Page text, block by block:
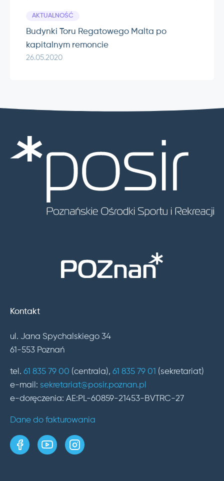
Budynki Toru Regatowego Malta po
kapitalnym remoncie
26.05.2020
AKTUALNOŚĆ
Kontakt
ul. Jana Spychalskiego 34
61-553 Poznań
tel. 61 835 79 00 (centrala), 61 835 79 01 (sekretariat)
e-mail: sekretariat@posir.poznan.pl
e-doręczenia: AE:PL-60859-21453-BVTRC-27
Dane do fakturowania
strona w serwisie Facebook
kanał w serwisie YouTube
profil w serwisie Instagram